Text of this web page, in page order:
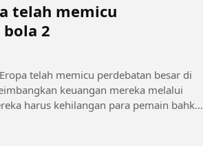
telah memicu
2
telah memicu perdebatan besar di
keuangan mereka melalui
harus kehilangan para pemain bahkan